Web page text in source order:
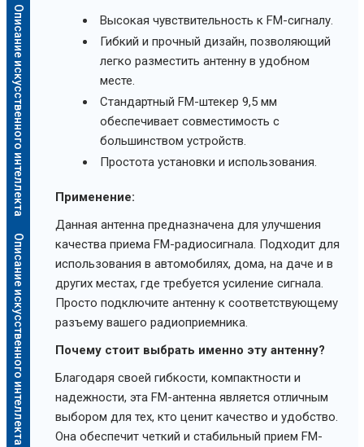
Описание искусственного интеллекта
Описание искусственного интеллекта
Высокая чувствительность к FM-сигналу.
Гибкий и прочный дизайн, позволяющий
легко разместить антенну в удобном
месте.
Стандартный FM-штекер 9,5 мм
обеспечивает совместимость с
большинством устройств.
Простота установки и использования.
Применение:
Данная антенна предназначена для улучшения
качества приема FM-радиосигнала. Подходит для
использования в автомобилях, дома, на даче и в
других местах, где требуется усиление сигнала.
Просто подключите антенну к соответствующему
разъему вашего радиоприемника.
Почему стоит выбрать именно эту антенну?
Благодаря своей гибкости, компактности и
надежности, эта FM-антенна является отличным
выбором для тех, кто ценит качество и удобство.
Она обеспечит четкий и стабильный прием FM-